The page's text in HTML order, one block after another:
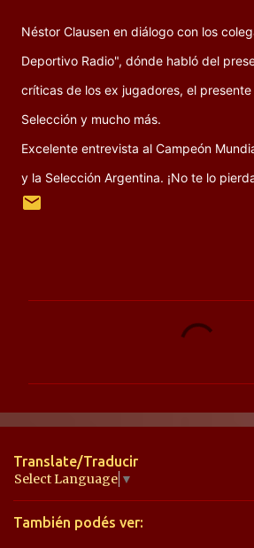
Néstor Clausen en diálogo con los
Deportivo Radio", dónde habló del
críticas de los ex jugadores, el
Selección y mucho más.
Excelente entrevista al Campeón
y la Selección Argentina. ¡No te lo
n
a
r
i
Translate/Traducir
Select Language ▼
También podés ver: